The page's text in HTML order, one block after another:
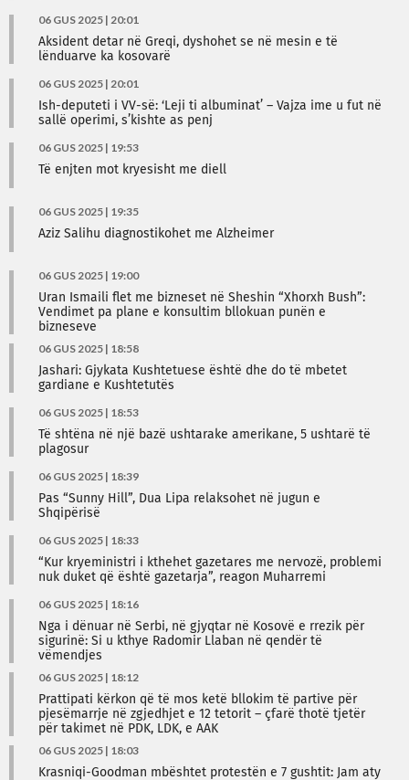
06 GUS 2025 | 20:01
Aksident detar në Greqi, dyshohet se në mesin e të
lënduarve ka kosovarë
06 GUS 2025 | 20:01
Ish-deputeti i VV-së: ‘Leji ti albuminat’ – Vajza ime u fut në
sallë operimi, s’kishte as penj
06 GUS 2025 | 19:53
Të enjten mot kryesisht me diell
06 GUS 2025 | 19:35
Aziz Salihu diagnostikohet me Alzheimer
06 GUS 2025 | 19:00
Uran Ismaili flet me bizneset në Sheshin “Xhorxh Bush”:
Vendimet pa plane e konsultim bllokuan punën e
bizneseve
06 GUS 2025 | 18:58
Jashari: Gjykata Kushtetuese është dhe do të mbetet
gardiane e Kushtetutës
06 GUS 2025 | 18:53
Të shtëna në një bazë ushtarake amerikane, 5 ushtarë të
plagosur
06 GUS 2025 | 18:39
Pas “Sunny Hill”, Dua Lipa relaksohet në jugun e
Shqipërisë
06 GUS 2025 | 18:33
“Kur kryeministri i kthehet gazetares me nervozë, problemi
nuk duket që është gazetarja”, reagon Muharremi
06 GUS 2025 | 18:16
Nga i dënuar në Serbi, në gjyqtar në Kosovë e rrezik për
sigurinë: Si u kthye Radomir Llaban në qendër të
vëmendjes
06 GUS 2025 | 18:12
Prattipati kërkon që të mos ketë bllokim të partive për
pjesëmarrje në zgjedhjet e 12 tetorit – çfarë thotë tjetër
për takimet në PDK, LDK, e AAK
06 GUS 2025 | 18:03
Krasniqi-Goodman mbështet protestën e 7 gushtit: Jam aty